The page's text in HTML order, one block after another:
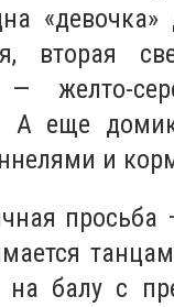
вторая
— желто-
А еще
и
просьба
на балу с